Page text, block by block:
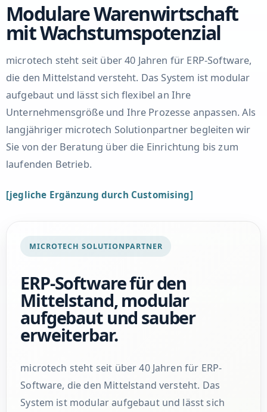
Modulare Warenwirtschaft
mit Wachstumspotenzial
microtech steht seit über 40 Jahren für ERP-Software,
die den Mittelstand versteht. Das System ist modular
aufgebaut und lässt sich flexibel an Ihre
Unternehmensgröße und Ihre Prozesse anpassen. Als
langjähriger microtech Solutionpartner begleiten wir
Sie von der Beratung über die Einrichtung bis zum
laufenden Betrieb.
[jegliche Ergänzung durch Customising]
MICROTECH SOLUTIONPARTNER
ERP-Software für den
Mittelstand, modular
aufgebaut und sauber
erweiterbar.
microtech steht seit über 40 Jahren für ERP-
Software, die den Mittelstand versteht. Das
System ist modular aufgebaut und lässt sich